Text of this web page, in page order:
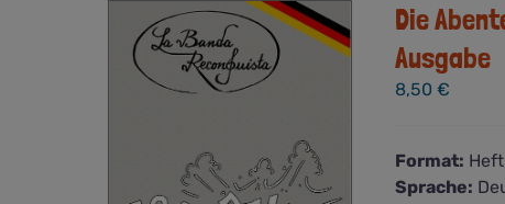
Die
Ausgabe
8,50 €
Format:
Sprache: